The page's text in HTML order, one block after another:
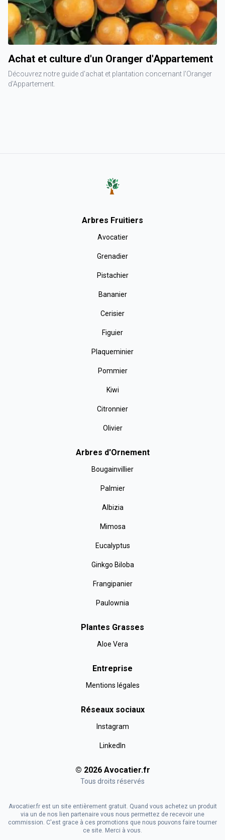
Achat et culture d'un Oranger d'Appartement
Découvrez notre guide d'achat et plantation concernant l'Oranger
d'Appartement.
Arbres Fruitiers
Avocatier
Grenadier
Pistachier
Bananier
Cerisier
Figuier
Plaqueminier
Pommier
Kiwi
Citronnier
Olivier
Arbres d'Ornement
Bougainvillier
Palmier
Albizia
Mimosa
Eucalyptus
Ginkgo Biloba
Frangipanier
Paulownia
Plantes Grasses
Aloe Vera
Entreprise
Mentions légales
Réseaux sociaux
Instagram
LinkedIn
© 2026 Avocatier.fr
Tous droits réservés
Avocatier.fr est un site entièrement gratuit. Quand vous achetez un produit
via un de nos lien partenaire vous nous permettez de recevoir une
commission. C'est grace à ces promotions que nous pouvons faire tourner
ce site. Merci à vous.